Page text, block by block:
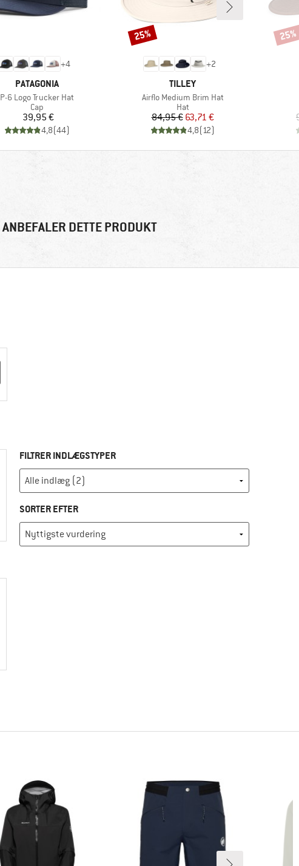
+4
MÆRKE
PATAGONIA
Artikel
P-6 Logo Trucker Hat
Produktgruppe
Cap
Pris
39,95 €
4,8(44)
+2
MÆRKE
TILLEY
Artikel
Airflo Medium Brim Hat
Produktgruppe
Hat
Pris
84,95 €Nedsat pris
63,71 €
4,8(12)
Rabat
25% Rabat
25%
ANBEFALER DETTE PRODUKT
FILTRER INDLÆGSTYPER
SORTER EFTER